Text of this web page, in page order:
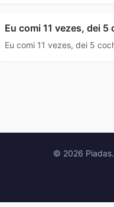
Eu comi 11 vezes, dei
Eu comi 11 vezes, dei 5
© 2026